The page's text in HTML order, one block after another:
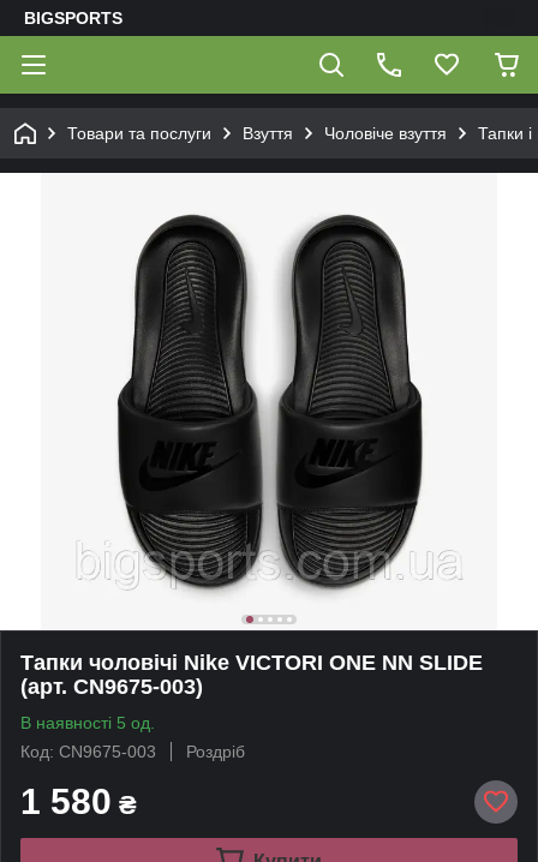
BIGSPORTS
Товари та послуги Взуття Чоловіче взуття Тапки
Тапки чоловічі Nike VICTORI ONE NN SLIDE
(арт. CN9675-003)
В наявності 5 од.
Код: CN9675-003
Роздріб
1 580 ₴